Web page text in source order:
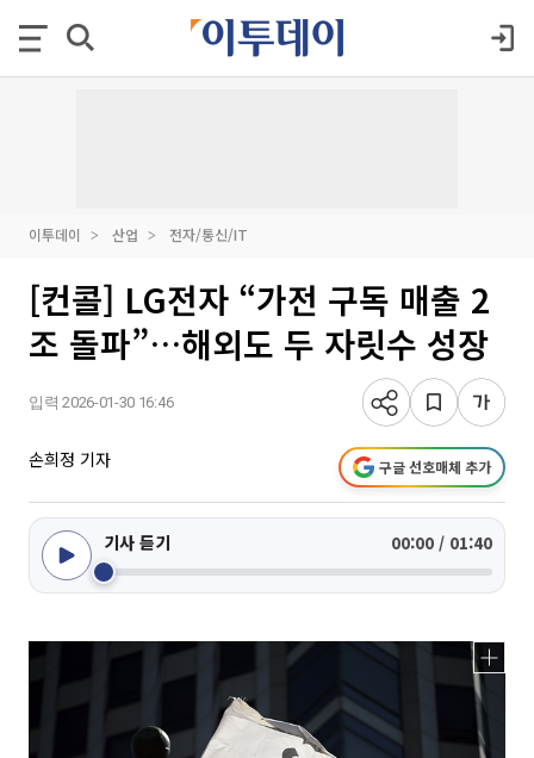
이투데이 산업 전자/통신/IT
[컨콜] LG전자 “가전 구독 매출 2
조 돌파”…해외도 두 자릿수 성장
입력 2026-01-30 16:46
손희정 기자 구글 선호매체 추가
기사 듣기 00:00 / 01:40